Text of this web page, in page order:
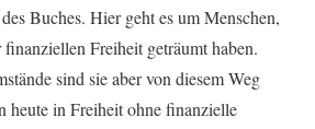
Buches. Hier geht es um Menschen,
Freiheit geträumt haben.
sind sie aber von diesem Weg
heute in Freiheit ohne finanzielle